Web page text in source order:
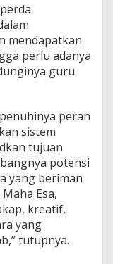
mendapatkan
perlu adanya
guru
peran
sistem
tujuan
potensi
yang beriman
Esa,
kreatif,
yang
tutupnya.